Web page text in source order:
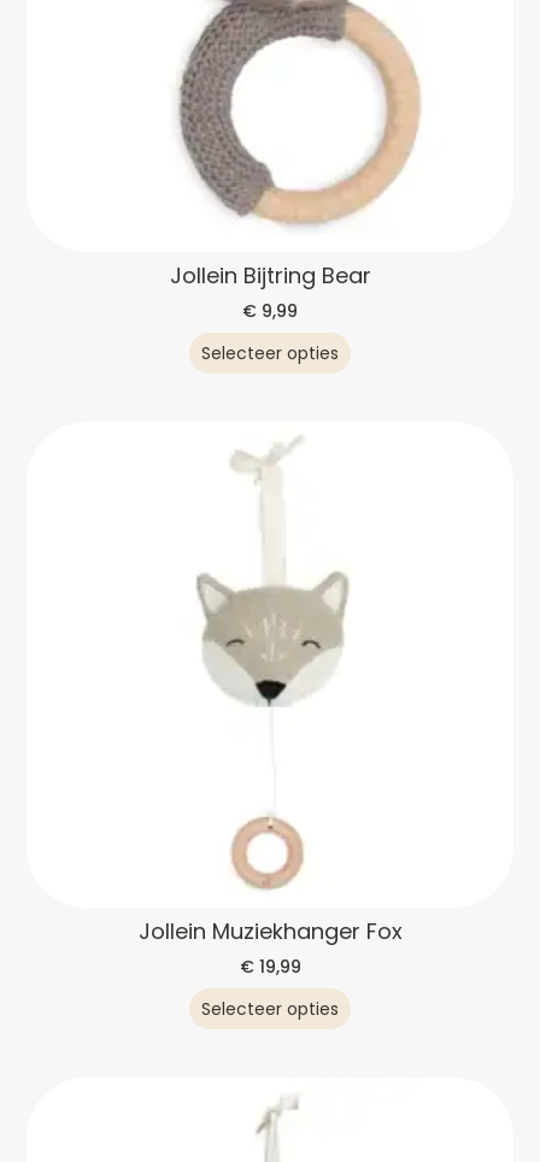
Jollein Bijtring Bear
€ 9,99
Selecteer opties
Jollein Muziekhanger Fox
€19,99
Selecteer opties